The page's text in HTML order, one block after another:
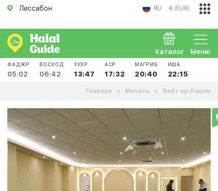
Лиссабон RU € (EUR)
Меню
Каталог
ФАДЖР
05:02
ВОСХОД
06:42
ЗУХР
13:47
АСР
17:32
МАГРИБ
20:40
ИША
22:15
Главная Мечеть Байт ар-Рахим